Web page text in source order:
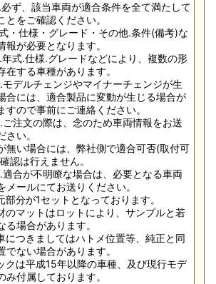
ず、該当車両が適合条件を全て満たして
とをご確認ください。
・仕様・グレード・その他.条件(備考)な
報が必要となります。
式.仕様.グレードなどにより、複数の形
在する車種があります。
モデルチェンジやマイナーチェンジが生
合には、適合製品に変動が生じる場合が
すので事前にご連絡ください。
注文の際は、念のため車両情報をお送
さい。
無い場合には、弊社側で適合可否(取付可
認は行えません。
適合が不明瞭な場合は、必要となる車両
メールにてお送りください。
部分が1セットとなっております。
のマットはロットにより、サンプルと若
る場合があります。
につきましてはハトメ位置等、純正と同
でない場合があります。
クは平成15年以降の車種、及び現行モデ
み付属しております。